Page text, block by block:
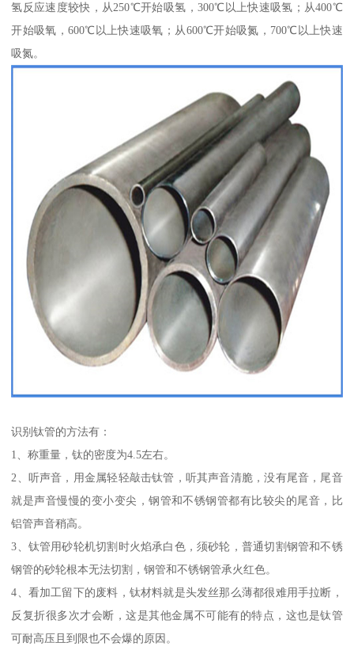
氢反应速度较快，从250℃开始吸氢，300℃以上快速吸氢；从400℃
开始吸氧，600℃以上快速吸氧；从600℃开始吸氮，700℃以上快速
吸氮。
识别钛管的方法有：
1、称重量，钛的密度为4.5左右。
2、听声音，用金属轻轻敲击钛管，听其声音清脆，没有尾音，尾音
就是声音慢慢的变小变尖，钢管和不锈钢管都有比较尖的尾音，比
铝管声音稍高。
3、钛管用砂轮机切割时火焰承白色，须砂轮，普通切割钢管和不锈
钢管的砂轮根本无法切割，钢管和不锈钢管承火红色。
4、看加工留下的废料，钛材料就是头发丝那么薄都很难用手拉断，
反复折很多次才会断，这是其他金属不可能有的特点，这也是钛管
可耐高压且到限也不会爆的原因。